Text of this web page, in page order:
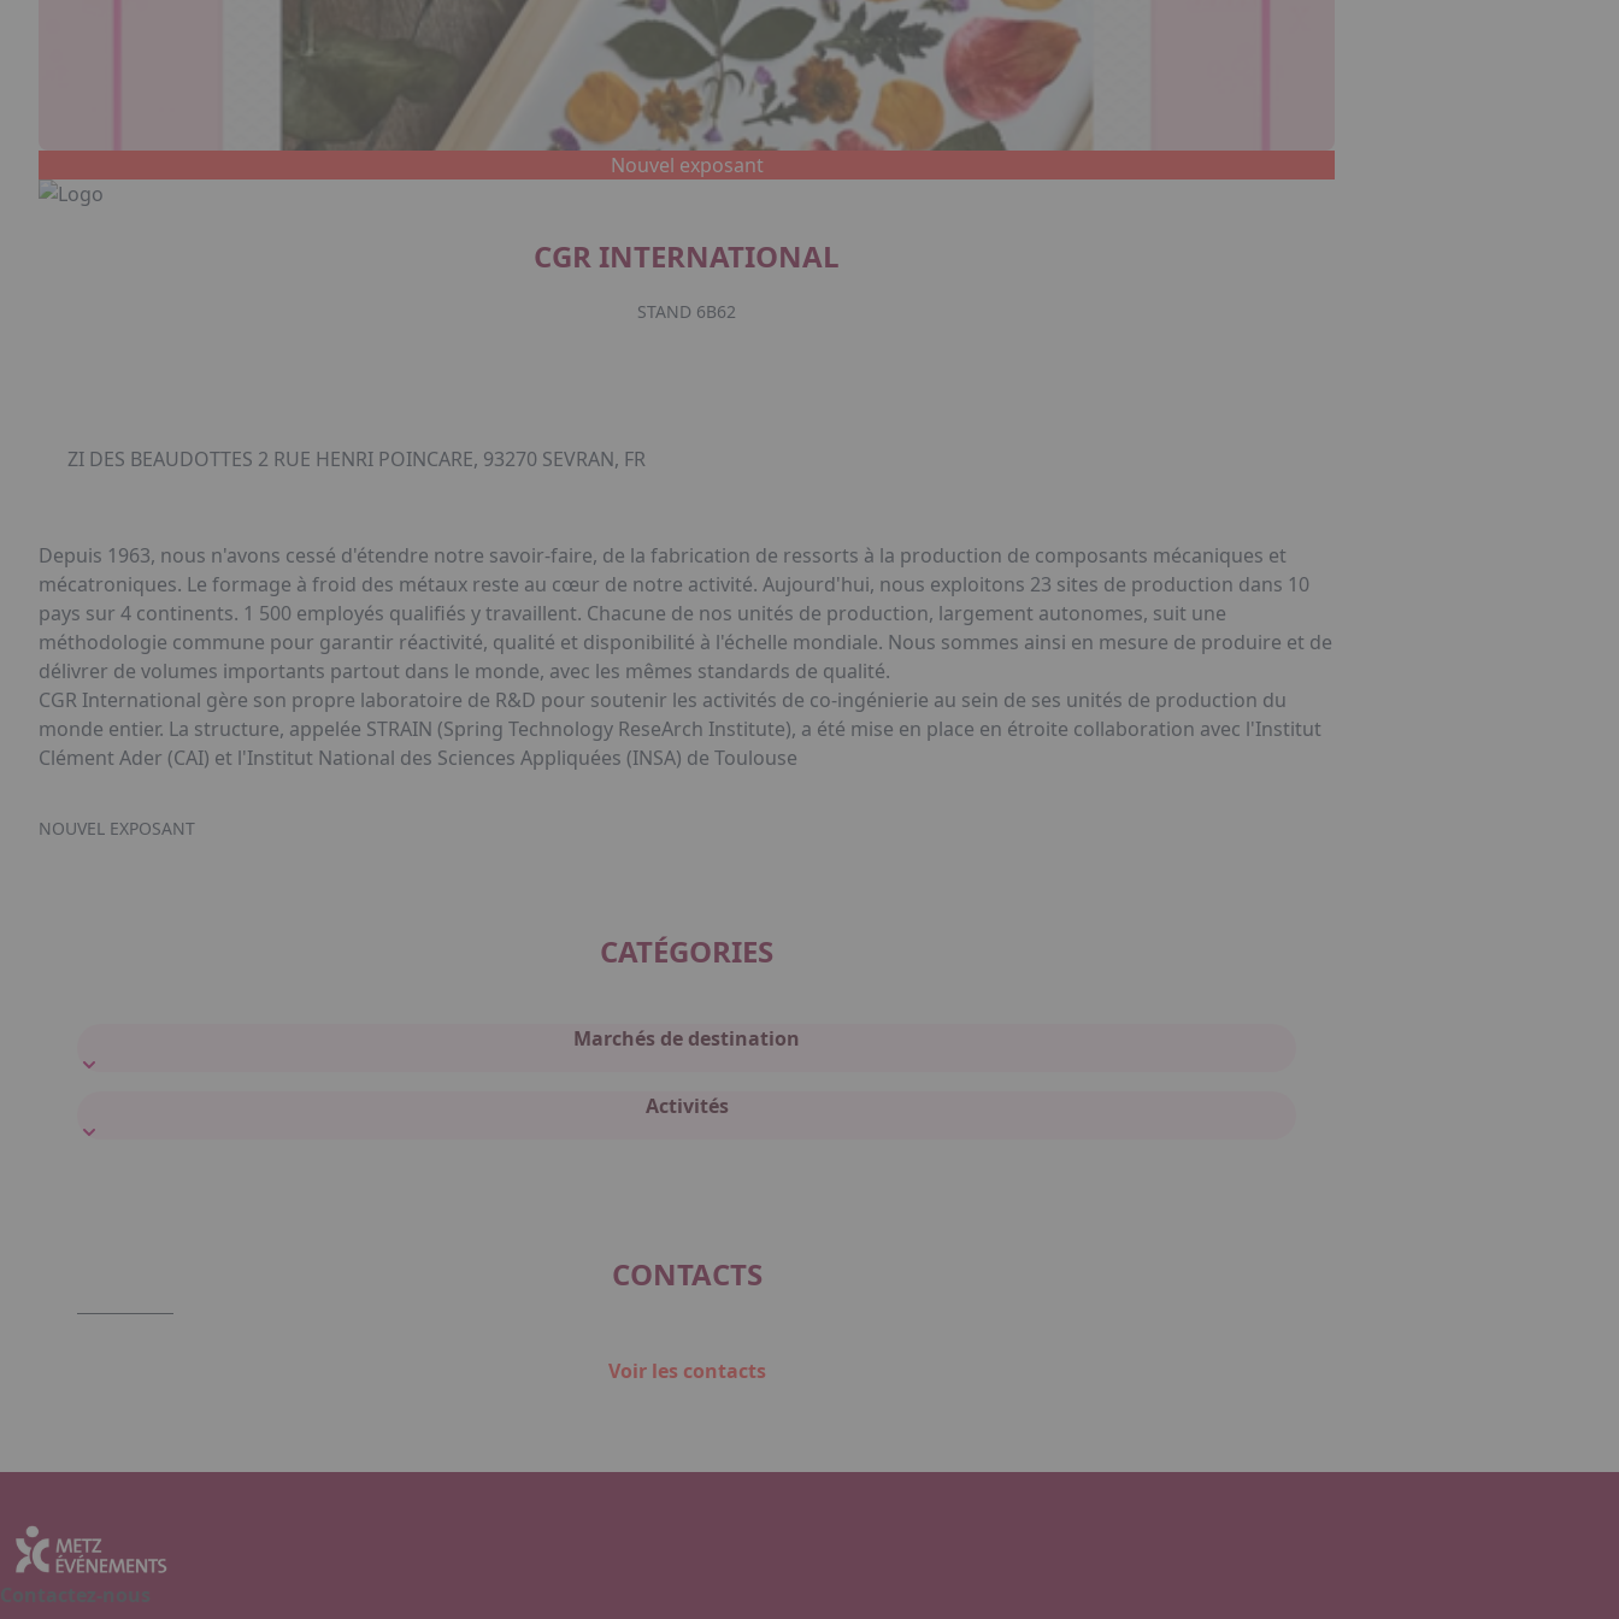
Nouvel exposant
CGR INTERNATIONAL
STAND 6B62
ZI DES BEAUDOTTES 2 RUE HENRI POINCARE, 93270 SEVRAN, FR
Depuis 1963, nous n'avons cessé d'étendre notre savoir-faire, de la fabrication de ressorts à la production de composants mécaniques et
mécatroniques. Le formage à froid des métaux reste au cœur de notre activité. Aujourd'hui, nous exploitons 23 sites de production dans 10
pays sur 4 continents. 1 500 employés qualifiés y travaillent. Chacune de nos unités de production, largement autonomes, suit une
méthodologie commune pour garantir réactivité, qualité et disponibilité à l'échelle mondiale. Nous sommes ainsi en mesure de produire et de
délivrer de volumes importants partout dans le monde, avec les mêmes standards de qualité.
CGR International gère son propre laboratoire de R&D pour soutenir les activités de co-ingénierie au sein de ses unités de production du
monde entier. La structure, appelée STRAIN (Spring Technology ReseArch Institute), a été mise en place en étroite collaboration avec l'Institut
Clément Ader (CAI) et l'Institut National des Sciences Appliquées (INSA) de Toulouse
NOUVEL EXPOSANT
CATÉGORIES
Marchés de destination
Activités
CONTACTS
Voir les contacts